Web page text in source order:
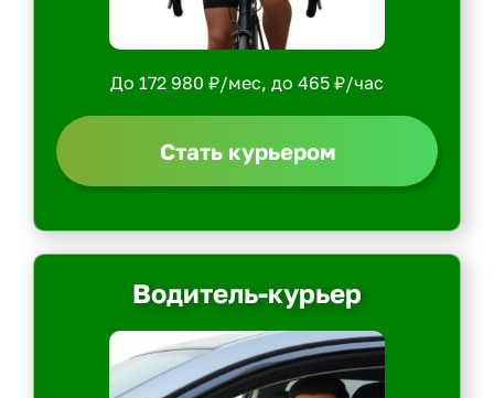
До 172 980 ₽/мес, до 465 ₽/час
Стать курьером
Водитель-курьер